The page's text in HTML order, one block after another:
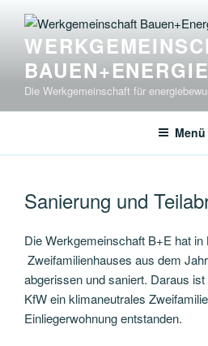
Inhalt
springen
BAUEN+ENERGIE
Die Werkgemeinschaft für
Menü
Sanierung und
Die Werkgemeinschaft B+E hat
Zweifamilienhauses aus dem
abgerissen und saniert. Daraus
KfW ein klimaneutrales
Einliegerwohnung entstanden.